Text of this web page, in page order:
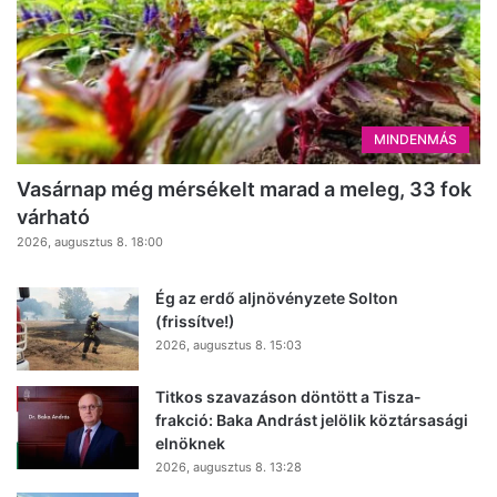
MINDENMÁS
Vasárnap még mérsékelt marad a meleg, 33 fok
várható
2026, augusztus 8. 18:00
Ég az erdő aljnövényzete Solton
(frissítve!)
2026, augusztus 8. 15:03
Titkos szavazáson döntött a Tisza-
frakció: Baka Andrást jelölik köztársasági
elnöknek
2026, augusztus 8. 13:28